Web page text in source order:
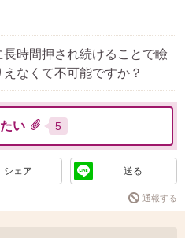
時間押され続けることで瞼
なくて不可能ですか？
い 5
シェア 送る
通報する